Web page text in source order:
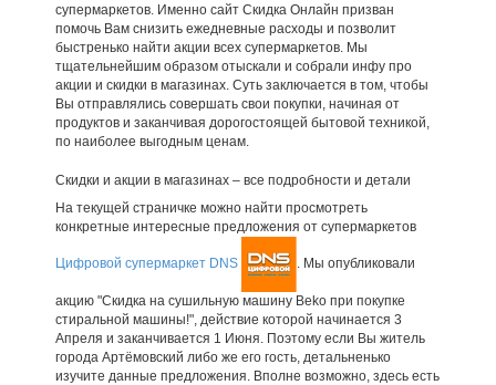
супермаркетов. Именно сайт Скидка Онлайн призван
помочь Вам снизить ежедневные расходы и позволит
быстренько найти акции всех супермаркетов. Мы
тщательнейшим образом отыскали и собрали инфу про
акции и скидки в магазинах. Суть заключается в том, чтобы
Вы отправлялись совершать свои покупки, начиная от
продуктов и заканчивая дорогостоящей бытовой техникой,
по наиболее выгодным ценам.
Скидки и акции в магазинах – все подробности и детали
На текущей страничке можно найти просмотреть
конкретные интересные предложения от супермаркетов
Цифровой супермаркет DNS . Мы опубликовали
акцию "Скидка на сушильную машину Beko при покупке
стиральной машины!", действие которой начинается 3
Апреля и заканчивается 1 Июня. Поэтому если Вы житель
города Артёмовский либо же его гость, детальненько
изучите данные предложения. Вполне возможно, здесь есть